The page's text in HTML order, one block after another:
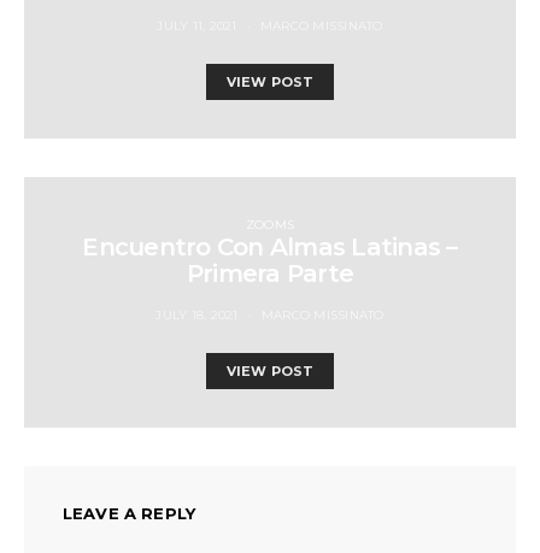
VIEW POST
ZOOMS
Encuentro Con Almas Latinas –
Primera Parte
VIEW POST
LEAVE A REPLY